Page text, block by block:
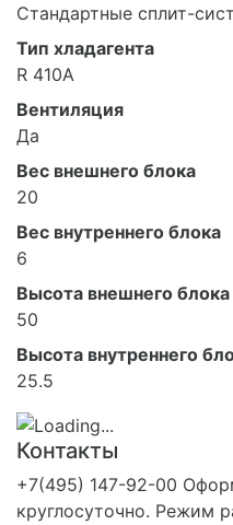
Стандартные сплит-
Тип хладагента
R 410A
Вентиляция
Да
Вес внешнего блока
20
Вес внутреннего блока
6
Высота внешнего блока
50
Высота внутреннего
25.5
Контакты
+7(495) 147-92-00
круглосуточно. Режим